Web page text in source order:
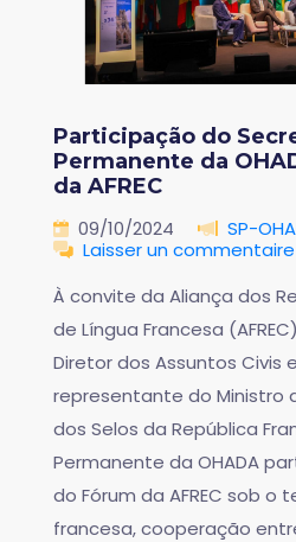
Participação do
Permanente da
da AFREC
09/10/2024
SP-
Laisser un commentaire
À convite da Aliança dos
de Língua Francesa
Diretor dos Assuntos Civis
representante do Ministro
dos Selos da República
Permanente da OHADA
do Fórum da AFREC sob o
francesa, cooperação